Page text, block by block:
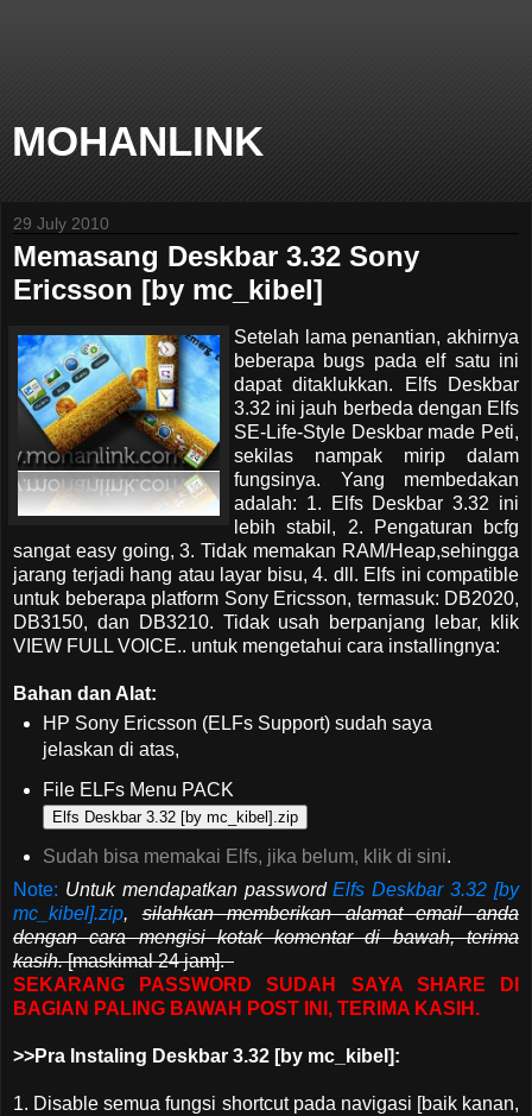
MOHANLINK
29 July 2010
Memasang Deskbar 3.32 Sony
Ericsson [by mc_kibel]
Setelah lama penantian, akhirnya
beberapa bugs pada elf satu ini
dapat ditaklukkan. Elfs Deskbar
3.32 ini jauh berbeda dengan Elfs
SE-Life-Style Deskbar made Peti,
sekilas nampak mirip dalam
fungsinya. Yang membedakan
adalah: 1. Elfs Deskbar 3.32 ini
lebih stabil, 2. Pengaturan bcfg
sangat easy going, 3. Tidak memakan RAM/Heap,sehingga
jarang terjadi hang atau layar bisu, 4. dll. Elfs ini compatible
untuk beberapa platform Sony Ericsson, termasuk: DB2020,
DB3150, dan DB3210. Tidak usah berpanjang lebar, klik
VIEW FULL VOICE.. untuk mengetahui cara installingnya:
Bahan dan Alat:
HP Sony Ericsson (ELFs Support) sudah saya
jelaskan di atas,
File ELFs Menu PACK
Elfs Deskbar 3.32 [by mc_kibel].zip
Sudah bisa memakai Elfs, jika belum, klik di sini.
Note: Untuk mendapatkan passwordElfs Deskbar 3.32 [by
mc_kibel].zip,silahkan memberikan alamat email anda
dengan cara mengisi kotak komentar di bawah, terima
kasih.[maskimal 24 jam].
SEKARANG PASSWORD SUDAH SAYA SHARE DI
BAGIAN PALING BAWAH POST INI, TERIMA KASIH.
>>Pra Instaling Deskbar 3.32 [by mc_kibel]:
1. Disable semua fungsi shortcut pada navigasi [baik kanan,